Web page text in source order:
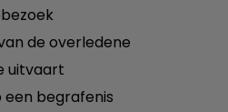
de overledene
uitvaart
begrafenis